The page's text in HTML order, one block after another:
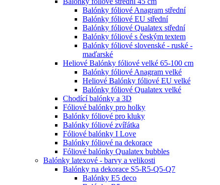
Balónky fóliové Anagram střední
Balónky fóliové EU střední
Balónky fóliové Qualatex střední
Balónky fóliové s českým textem
Balónky fóliové slovenské - ruské -
maďarské
Heliové Balónky fóliové velké 65-100 cm
Balónky fóliové Anagram velké
Heliové Balónky fóliové EU velké
Balónky fóliové Qualatex velké
Chodící balónky a 3D
Fóliové balónky pro holky
Balónky fóliové pro kluky
Balónky fóliové zvířátka
Fóliové balónky I Love
Balónky fóliové na dekorace
Fóliové balónky Qualatex bubbles
Balónky latexové - barvy a velikosti
Balónky na dekorace S5-R5-Q5-Q7
Balónky E5 deco